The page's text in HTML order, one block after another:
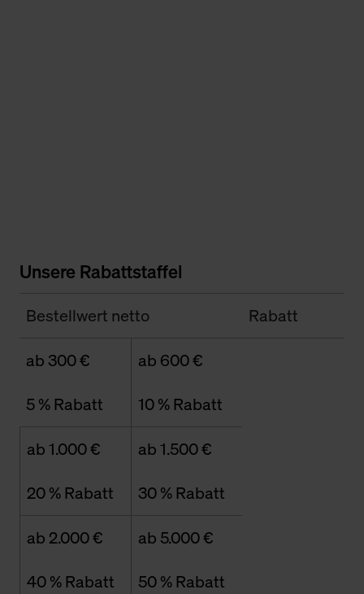
Unsere Rabattstaffel
Bestellwert netto Rabatt
ab 300 €
5 % Rabatt
ab 600 €
10 % Rabatt
ab 1.000 €
20 % Rabatt
ab 1.500 €
30 % Rabatt
ab 2.000 €
40 % Rabatt
ab 5.000 €
50 % Rabatt